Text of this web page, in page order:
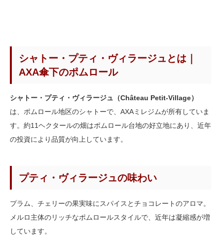
シャトー・プティ・ヴィラージュとは｜
AXA傘下のポムロール
シャトー・プティ・ヴィラージュ（Château Petit-Village）
は、ポムロール地区のシャトーで、AXAミレジムが所有していま
す。約11ヘクタールの畑はポムロール台地の好立地にあり、近年
の投資により品質が向上しています。
プティ・ヴィラージュの味わい
プラム、チェリーの果実味にスパイスとチョコレートのアロマ。
メルロ主体のリッチなポムロールスタイルで、近年は凝縮感が増
しています。